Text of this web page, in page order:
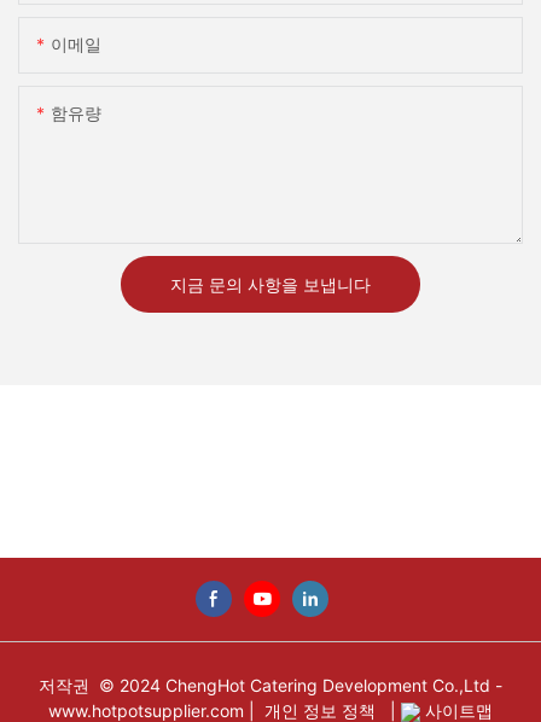
이메일
함유량
지금 문의 사항을 보냅니다
저작권 © 2024 ChengHot Catering Development Co.,Ltd -
www.hotpotsupplier.com
개인 정보 정책 사이트맵